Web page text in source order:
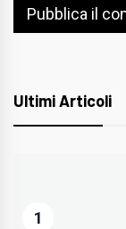
Ultimi Articoli
1